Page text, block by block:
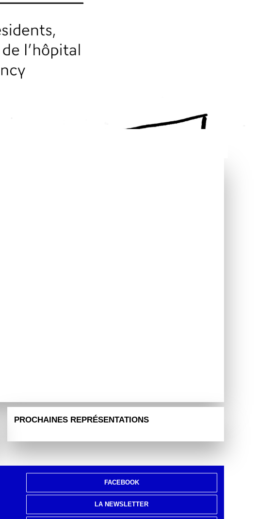
PROCHAINES REPRÉSENTATIONS
FACEBOOK
LA NEWSLETTER